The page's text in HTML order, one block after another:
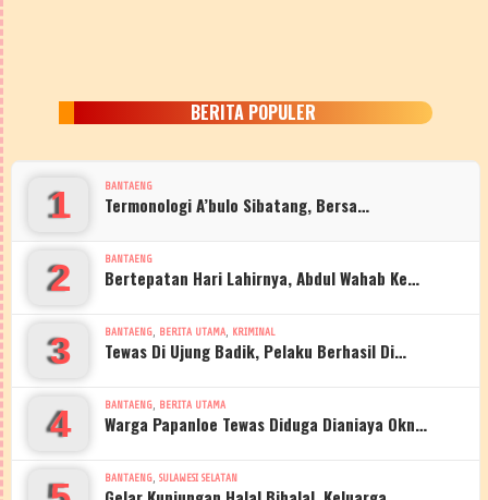
BERITA POPULER
1 BANTAENG
Termonologi A’bulo Sibatang, Bersa…
2 BANTAENG
Bertepatan Hari Lahirnya, Abdul Wahab Ke…
3 BANTAENG, BERITA UTAMA, KRIMINAL
Tewas Di Ujung Badik, Pelaku Berhasil Di…
4 BANTAENG, BERITA UTAMA
Warga Papanloe Tewas Diduga Dianiaya Okn…
BANTAENG, SULAWESI SELATAN